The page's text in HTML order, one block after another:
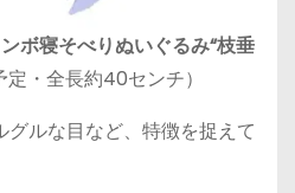
ボ寝そべりぬいぐるみ“枝垂
・全長約40センチ）
グルな目など、特徴を捉えて